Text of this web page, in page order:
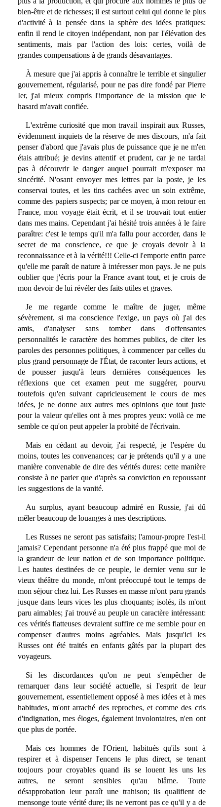
bien-être et de richesses; il est surtout celui qui donne le plus
d'activité à la pensée dans la sphère des idées pratiques:
enfin il rend le citoyen indépendant, non par l'élévation des
sentiments, mais par l'action des lois: certes, voilà de
grandes compensations à de grands désavantages.
À mesure que j'ai appris à connaître le terrible et singulier
gouvernement, régularisé, pour ne pas dire fondé par Pierre
Ier, j'ai mieux compris l'importance de la mission que le
hasard m'avait confiée.
L'extrême curiosité que mon travail inspirait aux Russes,
évidemment inquiets de la réserve de mes discours, m'a fait
penser d'abord que j'avais plus de puissance que je ne m'en
étais attribué; je devins attentif et prudent, car je ne tardai
pas à découvrir le danger auquel pourrait m'exposer ma
sincérité. N'osant envoyer mes lettres par la poste, je les
conservai toutes, et les tins cachées avec un soin extrême,
comme des papiers suspects; par ce moyen, à mon retour en
France, mon voyage était écrit, et il se trouvait tout entier
dans mes mains. Cependant j'ai hésité trois années à le faire
paraître: c'est le temps qu'il m'a fallu pour accorder, dans le
secret de ma conscience, ce que je croyais devoir à la
reconnaissance et à la vérité!!! Celle-ci l'emporte enfin parce
qu'elle me paraît de nature à intéresser mon pays. Je ne puis
oublier que j'écris pour la France avant tout, et je crois de
mon devoir de lui révéler des faits utiles et graves.
Je me regarde comme le maître de juger, même
sévèrement, si ma conscience l'exige, un pays où j'ai des
amis, d'analyser sans tomber dans d'offensantes
personnalités le caractère des hommes publics, de citer les
paroles des personnes politiques, à commencer par celles du
plus grand personnage de l'État, de raconter leurs actions, et
de pousser jusqu'à leurs dernières conséquences les
réflexions que cet examen peut me suggérer, pourvu
toutefois qu'en suivant capricieusement le cours de mes
idées, je ne donne aux autres mes opinions que tout juste
pour la valeur qu'elles ont à mes propres yeux: voilà ce me
semble ce qu'on peut appeler la probité de l'écrivain.
Mais en cédant au devoir, j'ai respecté, je l'espère du
moins, toutes les convenances; car je prétends qu'il y a une
manière convenable de dire des vérités dures: cette manière
consiste à ne parler que d'après sa conviction en repoussant
les suggestions de la vanité.
Au surplus, ayant beaucoup admiré en Russie, j'ai dû
mêler beaucoup de louanges à mes descriptions.
Les Russes ne seront pas satisfaits; l'amour-propre l'est-il
jamais? Cependant personne n'a été plus frappé que moi de
la grandeur de leur nation et de son importance politique.
Les hautes destinées de ce peuple, le dernier venu sur le
vieux théâtre du monde, m'ont préoccupé tout le temps de
mon séjour chez lui. Les Russes en masse m'ont paru grands
jusque dans leurs vices les plus choquants; isolés, ils m'ont
paru aimables; j'ai trouvé au peuple un caractère intéressant:
ces vérités flatteuses devraient suffire ce me semble pour en
compenser d'autres moins agréables. Mais jusqu'ici les
Russes ont été traités en enfants gâtés par la plupart des
voyageurs.
Si les discordances qu'on ne peut s'empêcher de
remarquer dans leur société actuelle, si l'esprit de leur
gouvernement, essentiellement opposé à mes idées et à mes
habitudes, m'ont arraché des reproches, et comme des cris
d'indignation, mes éloges, également involontaires, n'en ont
que plus de portée.
Mais ces hommes de l'Orient, habitués qu'ils sont à
respirer et à dispenser l'encens le plus direct, se tenant
toujours pour croyables quand ils se louent les uns les
autres, ne seront sensibles qu'au blâme. Toute
désapprobation leur paraît une trahison; ils qualifient de
mensonge toute vérité dure; ils ne verront pas ce qu'il y a de